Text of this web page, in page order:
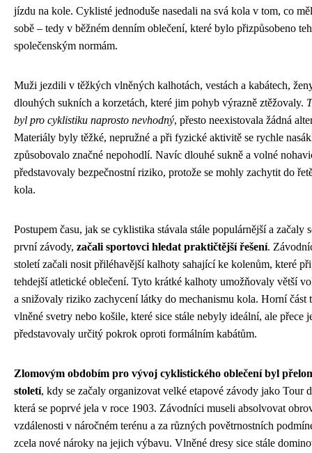
jízdu na kole. Cyklisté jednoduše nasedali na svá kola v tom, co
sobě – tedy v běžném denním oblečení, které bylo přizpůsobeno
společenským normám.
Muži jezdili v těžkých vlněných kalhotách, vestách a kabátech,
dlouhých sukních a korzetách, které jim pohyb výrazně ztěžovaly.
byl pro cyklistiku naprosto nevhodný, přesto neexistovala žádná
Materiály byly těžké, nepružné a při fyzické aktivitě se rychle
způsobovalo značné nepohodlí. Navíc dlouhé sukně a volné
představovaly bezpečnostní riziko, protože se mohly zachytit do
kola.
Postupem času, jak se cyklistika stávala stále populárnější a začaly
první závody, začali sportovci hledat praktičtější řešení.
století začali nosit přiléhavější kalhoty sahající ke kolenům, které
tehdejší atletické oblečení. Tyto krátké kalhoty umožňovaly větší
a snižovaly riziko zachycení látky do mechanismu kola. Horní část
vlněné svetry nebo košile, které sice stále nebyly ideální, ale přece
představovaly určitý pokrok oproti formálním kabátům.
Zlomovým obdobím pro vývoj cyklistického oblečení byl
století, kdy se začaly organizovat velké etapové závody jako Tour
která se poprvé jela v roce 1903. Závodníci museli absolvovat
vzdálenosti v náročném terénu a za různých povětrnostních
zcela nové nároky na jejich výbavu. Vlněné dresy sice stále